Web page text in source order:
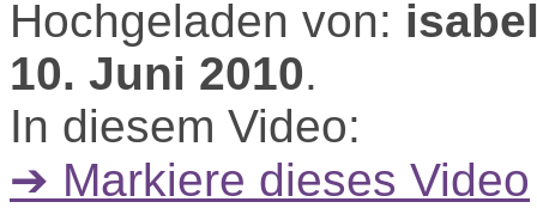
Hochgeladen von:
10. Juni 2010.
In diesem Video:
➔ Markiere dieses Video